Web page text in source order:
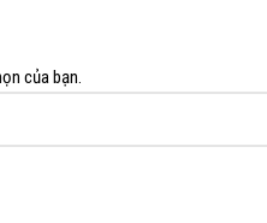
của bạn.